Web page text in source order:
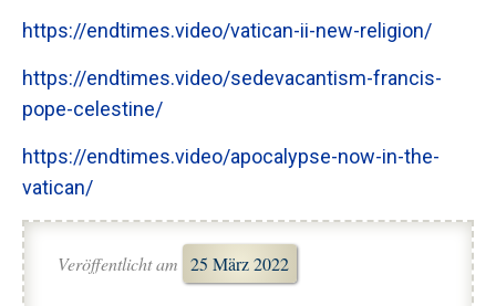
https://endtimes.video/vatican-ii-new-religion/
https://endtimes.video/sedevacantism-francis-
pope-celestine/
https://endtimes.video/apocalypse-now-in-the-
vatican/
Veröffentlicht am 25 März 2022